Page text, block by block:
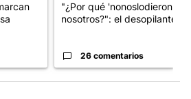
"¿Por qué 'nonoslodieron' a
nosotros?": el desopilante ...
26 comentarios